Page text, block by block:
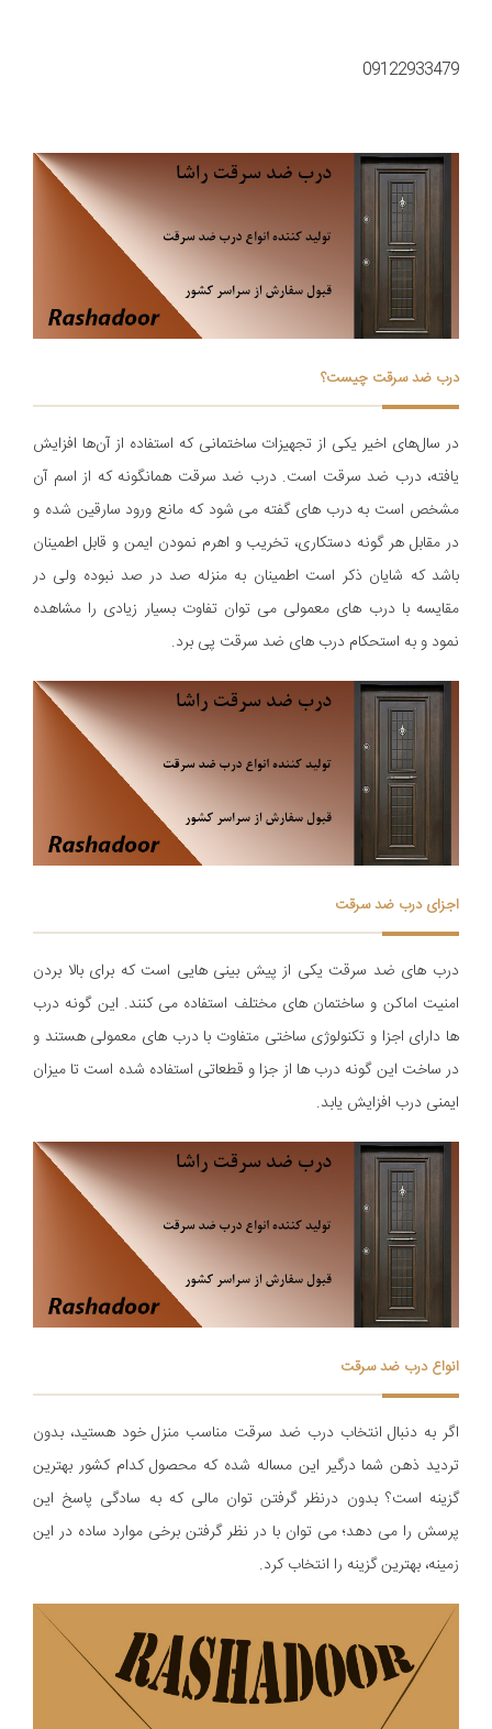
09122933479
درب ضد سرقت چیست؟
در سال‌های اخیر یکی از تجهیزات ساختمانی که استفاده از آن‌ها افزایش
یافته، درب ضد سرقت است. درب ضد سرقت همانگونه که از اسم آن
مشخص است به درب های گفته می شود که مانع ورود سارقین شده و
در مقابل هر گونه دستکاری، تخریب و اهرم نمودن ایمن و قابل اطمینان
باشد که شایان ذکر است اطمینان به منزله صد در صد نبوده ولی در
مقایسه با درب های معمولی می توان تفاوت بسیار زیادی را مشاهده
نمود و به استحکام درب های ضد سرقت پی برد.
اجزای درب ضد سرقت
درب های ضد سرقت یکی از پیش بینی هایی است که برای بالا بردن
امنیت اماکن و ساختمان های مختلف استفاده می کنند. این گونه درب
ها دارای اجزا و تکنولوژی ساختی متفاوت با درب های معمولی هستند و
در ساخت این گونه درب ها از جزا و قطعاتی استفاده شده است تا میزان
ایمنی درب افزایش یابد.
انواع درب ضد سرقت
اگر به دنبال انتخاب درب ضد سرقت مناسب منزل خود هستید، بدون
تردید ذهن شما درگیر این مساله شده که محصول کدام کشور بهترین
گزینه است؟ بدون درنظر گرفتن توان مالی که به سادگی پاسخ این
پرسش را می دهد؛ می توان با در نظر گرفتن برخی موارد ساده در این
زمینه، بهترین گزینه را انتخاب کرد.